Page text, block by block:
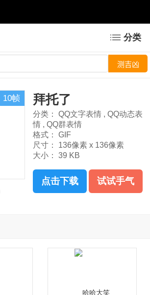
分类
10帧 拜托了
分类： QQ文字表情 , QQ动态表
情 , QQ群表情
格式：
GIF
尺寸：
136像素 x 136像素
大小：
39 KB
点击下载 试试手气